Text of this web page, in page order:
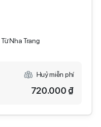
Từ Nha Trang
Huỷ miễn phí
720.000 ₫